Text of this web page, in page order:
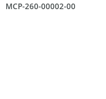
MCP-260-00002-00